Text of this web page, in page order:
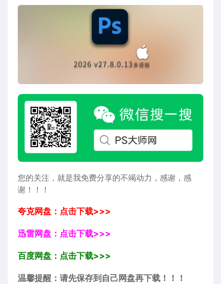
您的关注，就是我免费分享的不竭动力，感谢，感
谢！！！
夸克网盘：点击下载>>>
迅雷网盘：点击下载>>>
百度网盘：点击下载>>>
温馨提醒：请先保存到自己网盘再下载！！！